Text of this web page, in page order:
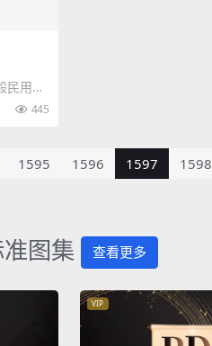
民用建
设防区
445
1595 1596 1597 1598
图集 查看更多
VIP